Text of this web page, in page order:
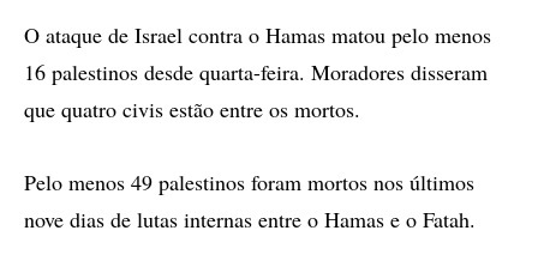
O ataque de Israel contra o Hamas matou pelo menos
16 palestinos desde quarta-feira. Moradores disseram
que quatro civis estão entre os mortos.
Pelo menos 49 palestinos foram mortos nos últimos
nove dias de lutas internas entre o Hamas e o Fatah.